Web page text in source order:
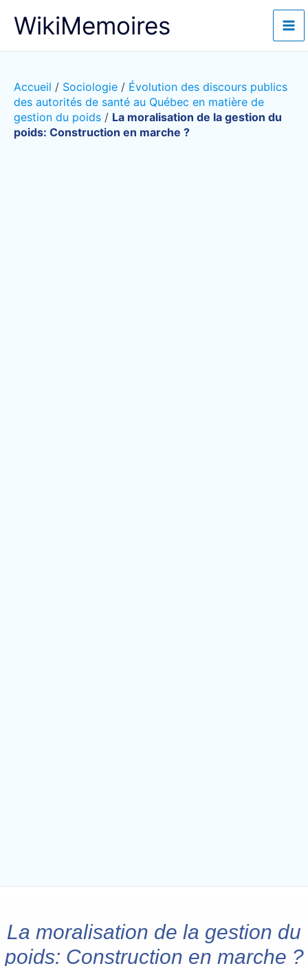
WikiMemoires
Accueil / Sociologie / Évolution des discours publics
des autorités de santé au Québec en matière de
gestion du poids / La moralisation de la gestion du
poids: Construction en marche ?
La moralisation de la gestion du
poids: Construction en marche ?